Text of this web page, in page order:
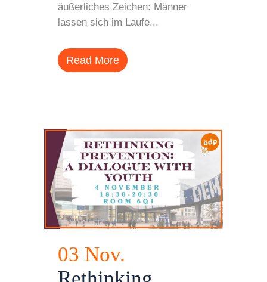
äußerliches Zeichen: Männer
lassen sich im Laufe...
Read More
03 Nov.